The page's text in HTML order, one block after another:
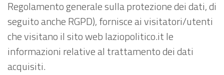
Regolamento generale sulla protezione dei dati, di
seguito anche RGPD), fornisce ai visitatori/utenti
che visitano il sito web laziopolitico.it le
informazioni relative al trattamento dei dati
acquisiti.